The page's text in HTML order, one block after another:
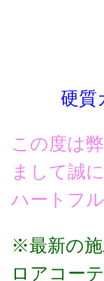
硬質
この度は
まして誠
ハートフ
※最新の
ロアコー